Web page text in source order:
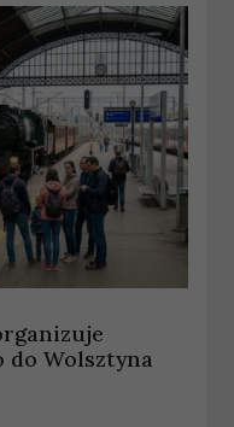
do Wolsztyna